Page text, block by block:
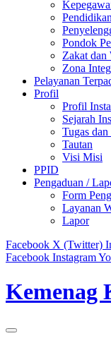
Pondok
Zakat dan
Zona
Pelayanan
Profil
Profil
Sejarah
Tugas
Tautan
Visi Misi
PPID
Pengaduan /
Form
Layanan
Lapor
Facebook X (Twitter)
Facebook Instagram
Kemenag